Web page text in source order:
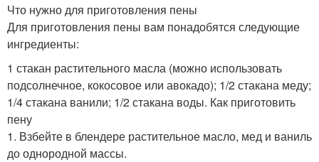
Что нужно для приготовления пены
Для приготовления пены вам понадобятся следующие
ингредиенты:
1 стакан растительного масла (можно использовать
подсолнечное, кокосовое или авокадо); 1/2 стакана меду;
1/4 стакана ванили; 1/2 стакана воды. Как приготовить
пену
1. Взбейте в блендере растительное масло, мед и ваниль
до однородной массы.